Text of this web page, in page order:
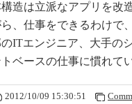
造は立派なアプリを改
、仕事をできるわけで
ITエンジニア、大手の
ベースの仕事に慣れて
2012/10/09 15:30:51